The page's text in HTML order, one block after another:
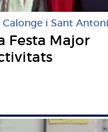
Calonge i Sant Antoni
Festa Major